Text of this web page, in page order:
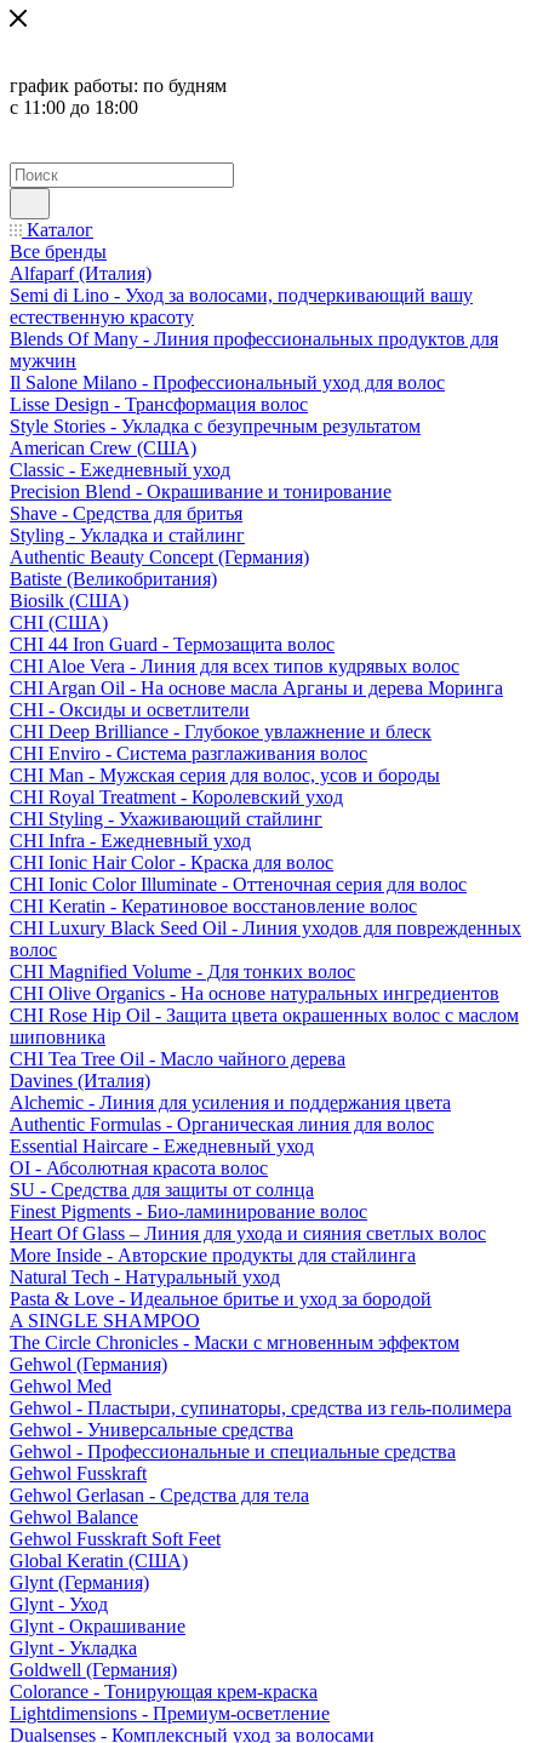
график работы: по будням
с 11:00 до 18:00
Каталог
Все бренды
Alfaparf (Италия)
Semi di Lino - Уход за волосами, подчеркивающий вашу
естественную красоту
Blends Of Many - Линия профессиональных продуктов для
мужчин
Il Salone Milano - Профессиональный уход для волос
Lisse Design - Трансформация волос
Style Stories - Укладка с безупречным результатом
American Crew (США)
Classic - Ежедневный уход
Precision Blend - Окрашивание и тонирование
Shave - Средства для бритья
Styling - Укладка и стайлинг
Authentic Beauty Concept (Германия)
Batiste (Великобритания)
Biosilk (США)
CHI (США)
CHI 44 Iron Guard - Термозащита волос
CHI Aloe Vera - Линия для всех типов кудрявых волос
CHI Argan Oil - На основе масла Арганы и дерева Моринга
CHI - Оксиды и осветлители
CHI Deep Brilliance - Глубокое увлажнение и блеск
CHI Enviro - Система разглаживания волос
CHI Man - Мужская серия для волос, усов и бороды
CHI Royal Treatment - Королевский уход
CHI Styling - Ухаживающий стайлинг
CHI Infra - Ежедневный уход
CHI Ionic Hair Color - Краска для волос
CHI Ionic Color Illuminate - Оттеночная серия для волос
CHI Keratin - Кератиновое восстановление волос
CHI Luxury Black Seed Oil - Линия уходов для поврежденных
волос
CHI Magnified Volume - Для тонких волос
CHI Olive Organics - На основе натуральных ингредиентов
CHI Rose Hip Oil - Защита цвета окрашенных волос с маслом
шиповника
CHI Tea Tree Oil - Масло чайного дерева
Davines (Италия)
Alchemic - Линия для усиления и поддержания цвета
Authentic Formulas - Органическая линия для волос
Essential Haircare - Eжедневный уход
OI - Абсолютная красота волос
SU - Средства для защиты от солнца
Finest Pigments - Био-ламинирование волос
Heart Of Glass – Линия для ухода и сияния светлых волос
More Inside - Авторские продукты для стайлинга
Natural Tech - Натуральный уход
Pasta & Love - Идеальное бритье и уход за бородой
A SINGLE SHAMPOO
The Circle Chronicles - Маски с мгновенным эффектом
Gehwol (Германия)
Gehwol Med
Gehwol - Пластыри, супинаторы, средства из гель-полимера
Gehwol - Универсальные средства
Gehwol - Профессиональные и специальные средства
Gehwol Fusskraft
Gehwol Gerlasan - Средства для тела
Gehwol Balance
Gehwol Fusskraft Soft Feet
Global Keratin (США)
Glynt (Германия)
Glynt - Уход
Glynt - Окрашивание
Glynt - Укладка
Goldwell (Германия)
Colorance - Тонирующая крем-краска
Lightdimensions - Премиум-осветление
Dualsenses - Комплексный уход за волосами